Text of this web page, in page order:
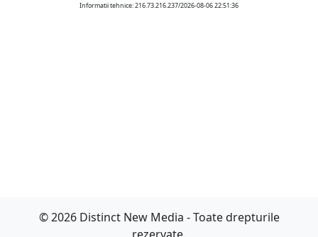
Informatii tehnice: 216.73.216.237/2026-08-06 22:51:36
© 2026 Distinct New Media - Toate drepturile